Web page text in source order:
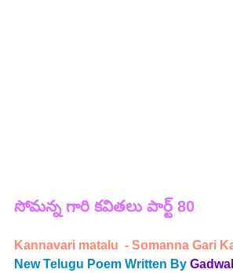
సోమన్న గారి కవితలు పార్ట్ 80
Kannavari matalu  - Somanna Gari
New Telugu Poem Written By